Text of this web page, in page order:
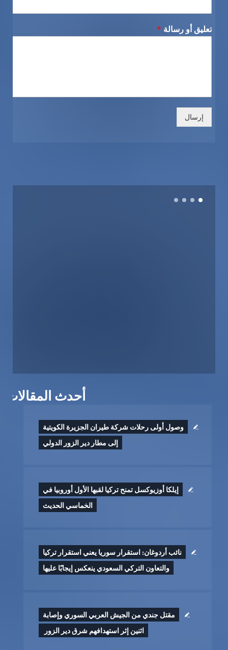
تعليق أو رسالة *
إرسال
أحدث المقالات
وصول أولى رحلات شركة طيران الجزيرة الكويتية
إلى مطار دير الزور الدولي
إيلكا أوزيوكسل تمنح تركيا لقبها الأول أوروبيا في
الخماسي الحديث
نائب أردوغان: استقرار سوريا يعني استقرار تركيا
والتعاون التركي السعودي ينعكس إيجابًا عليها
مقتل جندي من الجيش العربي السوري وإصابة
اثنين إثر ‏استهدافهم شرق دير الزور ‏